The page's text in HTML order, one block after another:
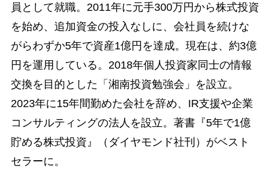
員として就職。2011年に元手300万円から株式投資
を始め、追加資金の投入なしに、会社員を続けな
がらわずか5年で資産1億円を達成。現在は、約3億
円を運用している。2018年個人投資家同士の情報
交換を目的とした「湘南投資勉強会」を設立。
2023年に15年間勤めた会社を辞め、IR支援や企業
コンサルティングの法人を設立。著書『5年で1億
貯める株式投資』（ダイヤモンド社刊）がベスト
セラーに。